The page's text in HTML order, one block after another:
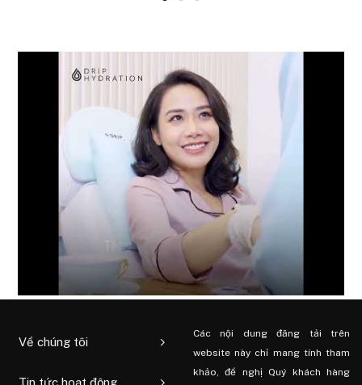
Về chúng tôi
Tin tức hoạt động
Các nội dung đăng tải trên
website này chỉ mang tính tham
khảo, đề nghị Quý khách hàng